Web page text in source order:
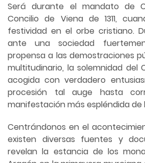
Será durante el mandato de
Concilio de Viena de 1311,
festividad en el orbe cristiano.
ante una sociedad
propensa a las demostraciones
multitudinario, la solemnidad del
acogida con verdadero
procesión tal auge hasta
manifestación más espléndida de
Centrándonos en el
existen diversas fuentes y
revelan la estancia de los